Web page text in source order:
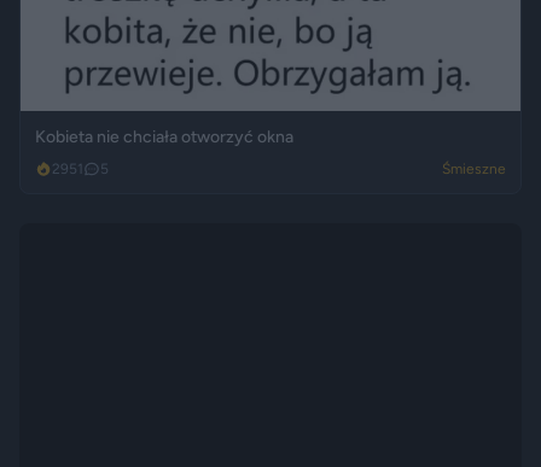
Kobieta nie chciała otworzyć okna
2951 5 Śmieszne